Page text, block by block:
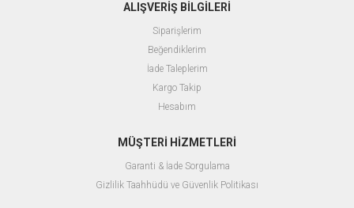
ALIŞVERİŞ BİLGİLERİ
Siparişlerim
Beğendiklerim
İade Taleplerim
Kargo Takip
Hesabım
MÜŞTERİ HİZMETLERİ
Garanti & İade Sorgulama
Gizlilik Taahhüdü ve Güvenlik Politikası